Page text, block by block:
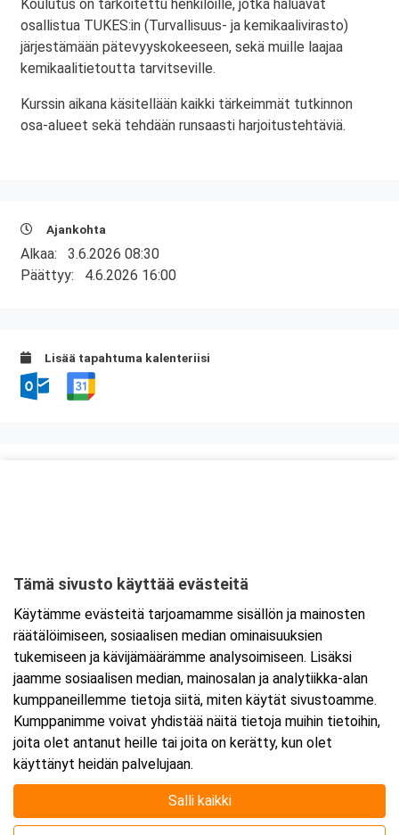
Koulutus on tarkoitettu henkilöille, jotka haluavat
osallistua TUKES:in (Turvallisuus- ja kemikaalivirasto)
järjestämään pätevyyskokeeseen, sekä muille laajaa
kemikaalitietoutta tarvitseville.
Kurssin aikana käsitellään kaikki tärkeimmät tutkinnon
osa-alueet sekä tehdään runsaasti harjoitustehtäviä.
Ajankohta
Alkaa: 3.6.2026 08:30
Päättyy: 4.6.2026 16:00
Lisää tapahtuma kalenteriisi
Tarkempi kartta ja ajo-ohjeet
Tämä sivusto käyttää evästeitä
Käytämme evästeitä tarjoamamme sisällön ja mainosten
räätälöimiseen, sosiaalisen median ominaisuuksien
tukemiseen ja kävijämäärämme analysoimiseen. Lisäksi
jaamme sosiaalisen median, mainosalan ja analytiikka-alan
kumppaneillemme tietoja siitä, miten käytät sivustoamme.
Kumppanimme voivat yhdistää näitä tietoja muihin tietoihin,
joita olet antanut heille tai joita on kerätty, kun olet
käyttänyt heidän palvelujaan.
Salli kaikki